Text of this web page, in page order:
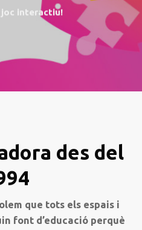
joc interactiu!
des del
que tots els espais i
font d’educació perquè